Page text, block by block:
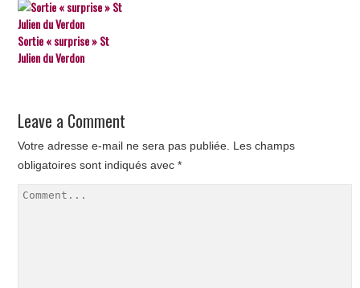
Sortie « surprise » St
Julien du Verdon
Leave a Comment
Votre adresse e-mail ne sera pas publiée. Les champs
obligatoires sont indiqués avec*